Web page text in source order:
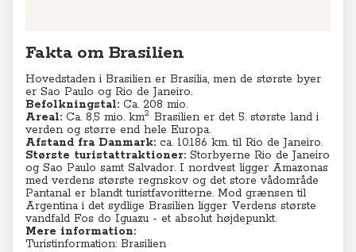
Fakta om Brasilien
Hovedstaden i Brasilien er Brasilia, men de største byer
er Sao Paulo og Rio de Janeiro.
Befolkningstal: Ca. 208 mio.
Areal: Ca. 8,5 mio. km2 Brasilien er det 5. største land i
verden og større end hele Europa.
Afstand fra Danmark: ca. 10.186 km. til Rio de Janeiro.
Største turistattraktioner: Storbyerne Rio de Janeiro
og Sao Paulo samt Salvador. I nordvest ligger Amazonas
med verdens største regnskov og det store vådområde
Pantanal er blandt turistfavoritterne. Mod grænsen til
Argentina i det sydlige Brasilien ligger Verdens største
vandfald Fos do Iguazu - et absolut højdepunkt.
Mere information:
Turistinformation: Brasilien